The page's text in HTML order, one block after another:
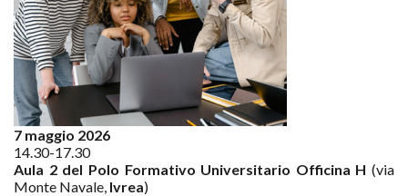
7 maggio 2026
14.30-17.30
Aula 2 del Polo Formativo Universitario Officina H (via
Monte Navale, Ivrea)